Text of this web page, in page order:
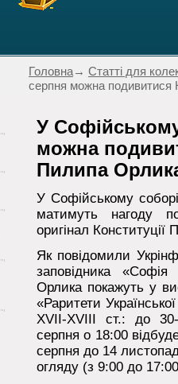
Головна→ Статті для
серпня можна подивитися
У
можна
Пилипа
У Софійському
матимуть нагоду
оригінал
Як повідомили
заповідника
Орлика покажуть у
«Раритети
ΧVII-XVIII ст.: до 30-
серпня о 18:00
серпня до 14
огляду (з 9:00 до